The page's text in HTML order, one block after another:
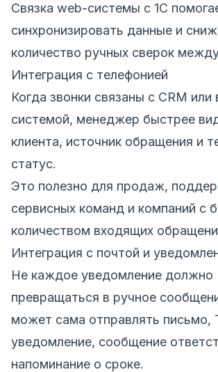
Связка web-системы с 1С
синхронизировать данные и
количество ручных сверок
Интеграция с телефонией
Когда звонки связаны с CRM или
системой, менеджер быстрее
клиента, источник обращения и
статус.
Это полезно для продаж,
сервисных команд и компаний с
количеством входящих
Интеграция с почтой и
Не каждое уведомление должно
превращаться в ручное
может сама отправлять письмо,
уведомление, сообщение
напоминание о сроке.